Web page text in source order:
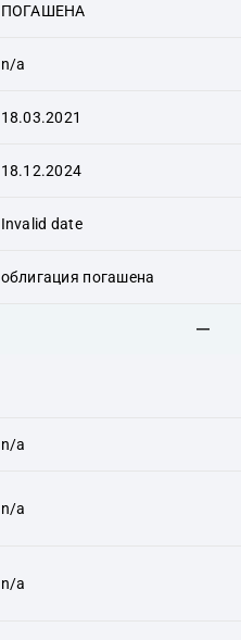
ПОГАШЕНА
n/a
18.03.2021
18.12.2024
Invalid date
облигация погашена
n/a
n/a
n/a